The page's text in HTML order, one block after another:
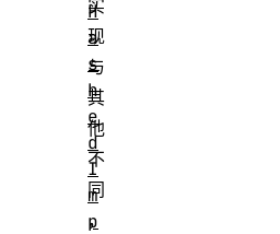
实
现
与
其
他
不
同
，
H
a
s
h
e
d
I
m
p